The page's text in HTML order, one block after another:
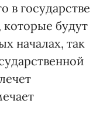
в государстве
которые будут
началах, так